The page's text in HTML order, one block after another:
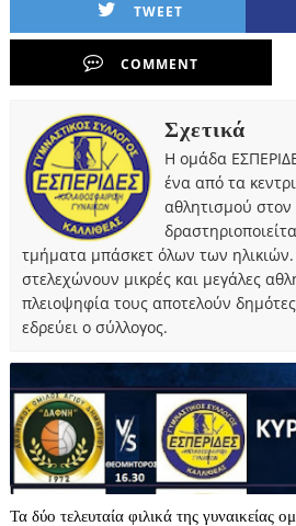
TWEET
COMMENT
Σχετικά
Η ομάδα
ένα από τα
αθλητισμού στον
τμήματα μπάσκετ όλων των
στελεχώνουν μικρές και μεγάλες
πλειοψηφία τους αποτελούν
εδρεύει ο σύλλογος.
Τα δύο τελευταία φιλικά της γυναικείας